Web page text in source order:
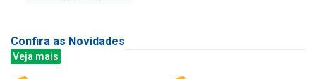
Confira as Novidades
Veja mais